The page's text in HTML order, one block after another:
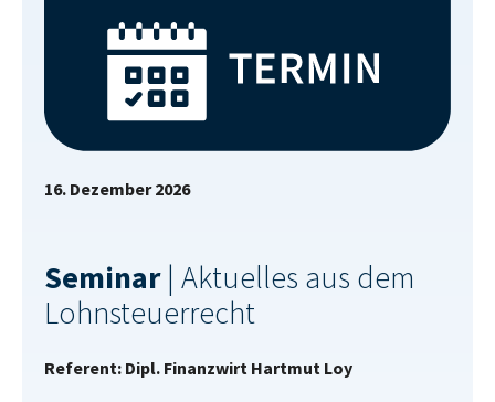
16. Dezember 2026
Seminar| Aktuelles aus dem
Lohnsteuerrecht
Referent: Dipl. Finanzwirt Hartmut Loy